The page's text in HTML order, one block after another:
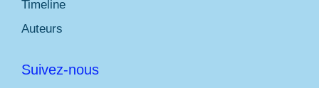
Timeline
Auteurs
Suivez-nous